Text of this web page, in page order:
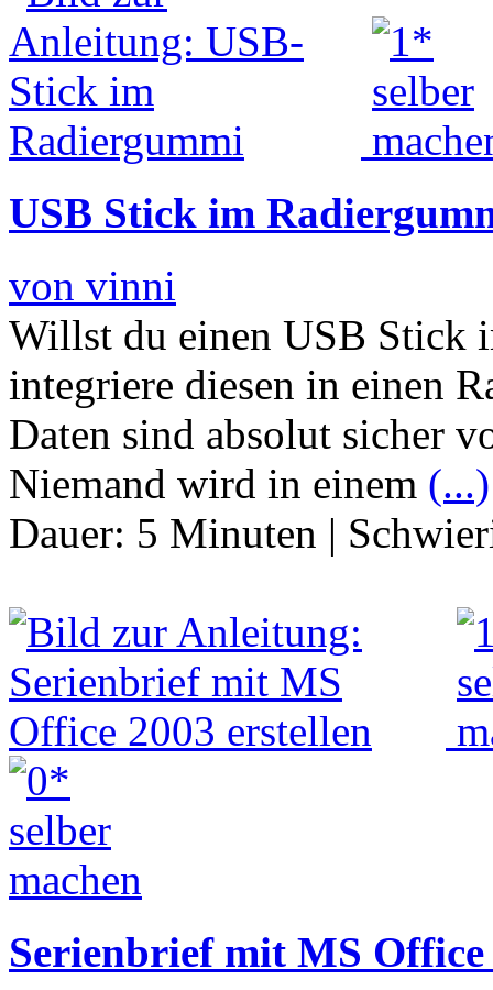
USB Stick im
von vinni
Willst du einen USB Stick
integriere diesen in einen
Daten sind absolut sicher
Niemand wird in einem (...)
Dauer: 5 Minuten |
Serienbrief mit MS Office